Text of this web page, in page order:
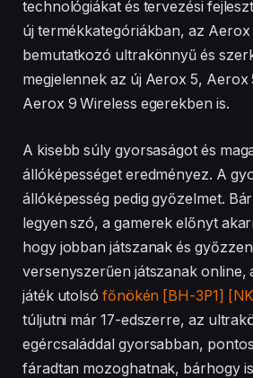
technológiákat és tervezési
új termékkategóriákban, az
bemutatkozó ultrakönnyű és
megjelennek az új Aerox 5, Aerox
Aerox 9 Wireless egerekben is.
A kisebb súly gyorsaságot és
állóképességet eredményez. A
állóképesség pedig győzelmet.
legyen szó, a gamerek előnyt
hogy jobban játszanak és
versenyszerűen játszanak online,
játék utolsó főnökén [BH-3P1]
túljutni már 17-edszerre, az
egércsaláddal gyorsabban,
fáradtan mozoghatnak, bárhogy